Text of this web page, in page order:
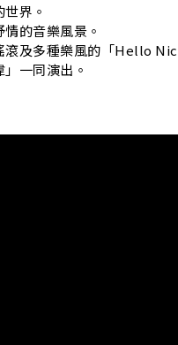
界。
的音樂風景。
及多種樂風的「Hello
一同演出。